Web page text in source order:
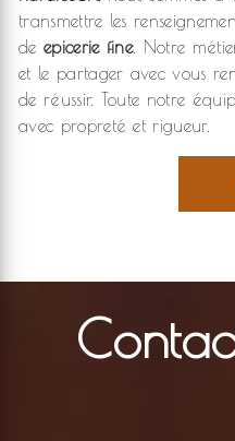
transmettre les
de epicerie fine. Notre
et le partager avec vous
de réussir. Toute notre
avec propreté et rigueur.